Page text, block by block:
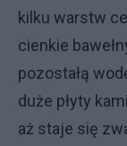
kilku warstw
cienkie
pozostałą
duże płyty
aż staje się